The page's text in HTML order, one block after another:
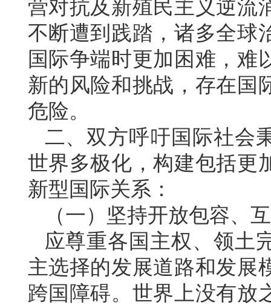
营对抗及新殖民主义逆流
不断遭到践踏，诸多全球
国际争端时更加困难，难
新的风险和挑战，存在国
危险。
二、双方呼吁国际社会
世界多极化，构建包括更
新型国际关系：
（一）坚持开放包容、
应尊重各国主权、领土
主选择的发展道路和发展
跨国障碍。世界上没有放